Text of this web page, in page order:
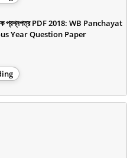
প্রশ্নপত্র PDF 2018: WB Panchayat
Year Question Paper